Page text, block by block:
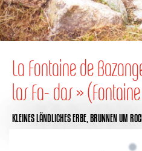
La Fontaine de
las Fa- das »
KLEINES LÄNDLICHES ERBE,BRUNNENUM